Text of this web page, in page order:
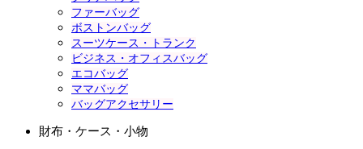
ファーバッグ
ボストンバッグ
スーツケース・トランク
ビジネス・オフィスバッグ
エコバッグ
ママバッグ
バッグアクセサリー
財布・ケース・小物